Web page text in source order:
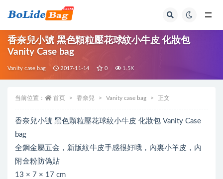
香奈兒小號 黑色顆粒壓花球紋小牛皮 化妝包
Vanity Case bag
Vanity case bag 2017-11-14 0 1.5K
当前位置： 首页 香奈兒 Vanity case bag 正文
香奈兒小號 黑色顆粒壓花球紋小牛皮 化妝包 Vanity Case
bag
全鋼金屬五金，新版紋牛皮手感很好哦，內裏小羊皮，內
附金粉防偽貼
13 × 7 × 17 cm